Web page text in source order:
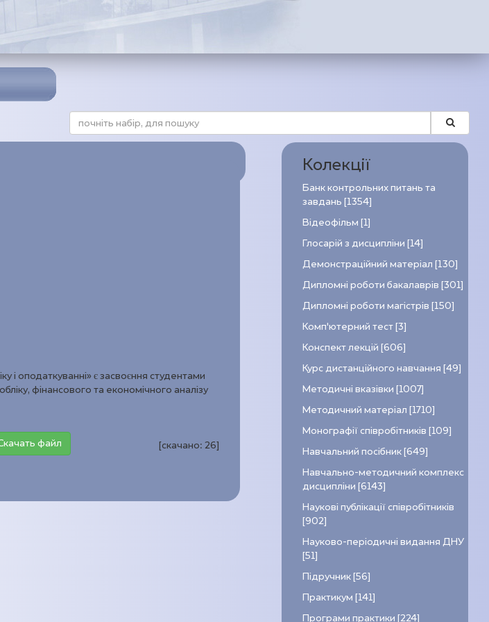
і оподаткуванні» є засвоєння студентами
фінансового та економічного аналізу
файл [скачано:26]
Колекції
Банк контрольних питань та
завдань [1354]
Відеофільм [1]
Глосарій з дисципліни [14]
Демонстраційний матеріал [130]
Дипломні роботи бакалаврів [301]
Дипломні роботи магістрів [150]
Комп’ютерний тест [3]
Конспект лекцій [606]
Курс дистанційного навчання [49]
Методичні вказівки [1007]
Методичний матеріал [1710]
Монографії співробітників [109]
Навчальний посібник [649]
Навчально-методичний комплекс
дисципліни [6143]
Наукові публікації співробітників
[902]
Науково-періодичні видання ДНУ
[51]
Підручник [56]
Практикум [141]
Програми практики [224]